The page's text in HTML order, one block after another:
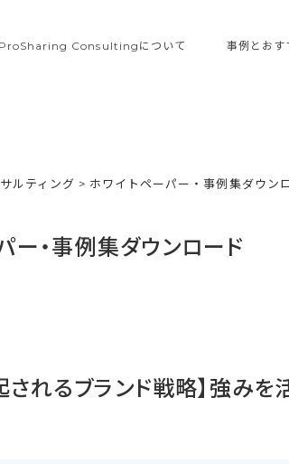
ProSharing Consultingについて 事例とおす
ルティング > ホワイトペーパー・事例集ダウン
ー・事例集ダウンロード
されるブランド戦略】強み